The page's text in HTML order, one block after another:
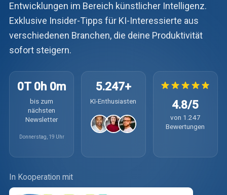
Entwicklungen im Bereich künstlicher Intelligenz.
Exklusive Insider-Tipps für KI-Interessierte aus
verschiedenen Branchen, die deine Produktivität
sofort steigern.
0T 0h 0m
bis zum
nächsten
Newsletter
Donnerstag, 19 Uhr
5.247+
KI-Enthusiasten 4.8/5
von 1.247
Bewertungen
In Kooperation mit